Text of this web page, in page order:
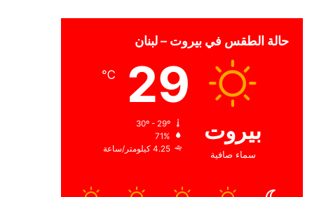
حالة الطقس في بيروت – لبنان
بيروت
سماء صافية
29
℃
71%
4.25 كيلومتر/ساعة